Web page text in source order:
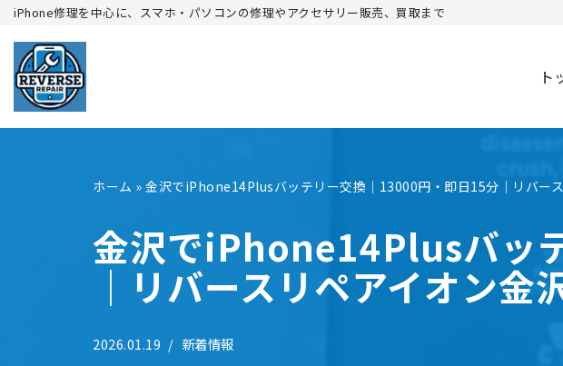
コ
ン
テ
ン
iPhone修理を中心に、スマホ・パソコンの修理やアクセサリー販売、買取まで
ト
ホーム » 金沢でiPhone14Plusバッテリー交換｜13000円・即日15分｜リバー
金沢でiPhone14Plusバッ
｜リバースリペアイオン金
2026.01.19 新着情報